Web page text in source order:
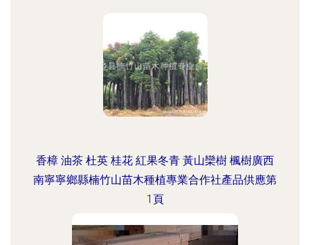
香樟 油茶 杜英 桂花 紅果冬青 黃山欒樹 楓樹廣西
南寧寧鄉縣楠竹山苗木種植專業合作社產品供應第
1頁